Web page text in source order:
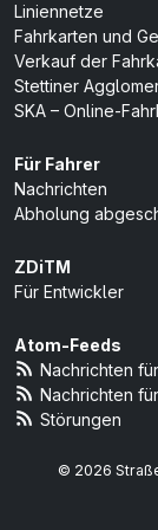
Liniennetze
Fahrkarten und
Verkauf der
Stettiner
SKA – Online-
Für Fahrer
Nachrichten
Abholung
ZDiTM
Für Entwickler
Atom-Feeds
Nachrichten
Nachrichten
Störungen
© 2026